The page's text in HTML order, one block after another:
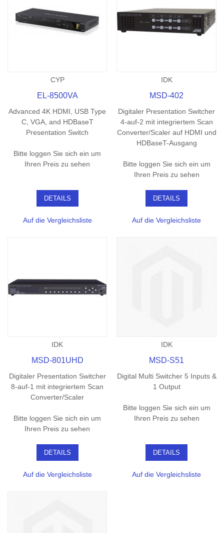
CYP
EL-8500VA
Advanced 4K HDMI, USB Type
C, VGA, and HDBaseT
Presentation Switch
Bitte loggen Sie sich ein um
Ihren Preis zu sehen
DETAILS
Auf die Vergleichsliste
IDK
MSD-402
Digitaler Presentation Switcher
4-auf-2 mit integriertem Scan
Converter/Scaler auf HDMI und
HDBaseT-Ausgang
Bitte loggen Sie sich ein um
Ihren Preis zu sehen
DETAILS
Auf die Vergleichsliste
IDK
MSD-801UHD
Digitaler Presentation Switcher
8-auf-1 mit integriertem Scan
Converter/Scaler
Bitte loggen Sie sich ein um
Ihren Preis zu sehen
DETAILS
Auf die Vergleichsliste
IDK
MSD-S51
Digital Multi Switcher 5 Inputs &
1 Output
Bitte loggen Sie sich ein um
Ihren Preis zu sehen
DETAILS
Auf die Vergleichsliste